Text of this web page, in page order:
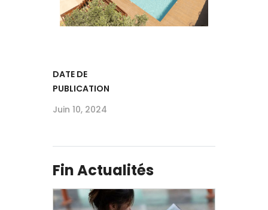
DATE DE
PUBLICATION
Juin 10, 2024
Fin Actualités